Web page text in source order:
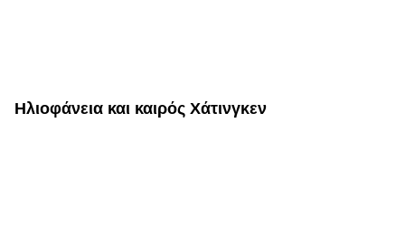
Ηλιοφάνεια και καιρός Χάτινγκεν